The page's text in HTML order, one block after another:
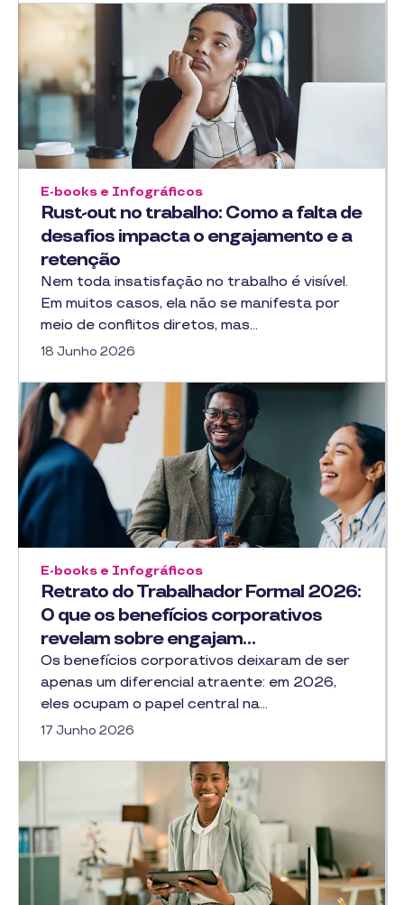
Rust-out no trabalho: Como a falta de
desafios impacta o engajamento e a
retenção
E-books e Infográficos
Nem toda insatisfação no trabalho é visível.
Em muitos casos, ela não se manifesta por
meio de conflitos diretos, mas…
18 Junho 2026
Retrato do Trabalhador Formal 2026:
O que os benefícios corporativos
revelam sobre engajam…
E-books e Infográficos
Os benefícios corporativos deixaram de ser
apenas um diferencial atraente: em 2026,
eles ocupam o papel central na…
17 Junho 2026